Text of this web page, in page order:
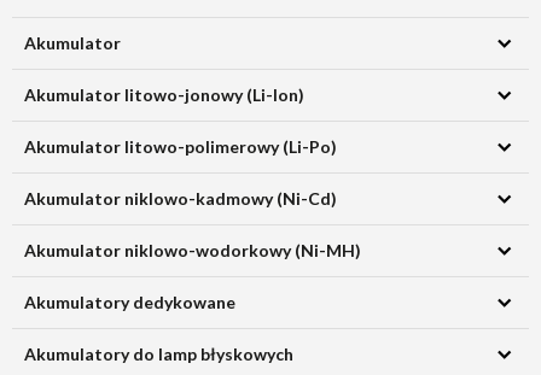
Akumulator
Akumulator litowo-jonowy (Li-Ion)
Akumulator litowo-polimerowy (Li-Po)
Akumulator niklowo-kadmowy (Ni-Cd)
Akumulator niklowo-wodorkowy (Ni-MH)
Akumulatory dedykowane
Akumulatory do lamp błyskowych